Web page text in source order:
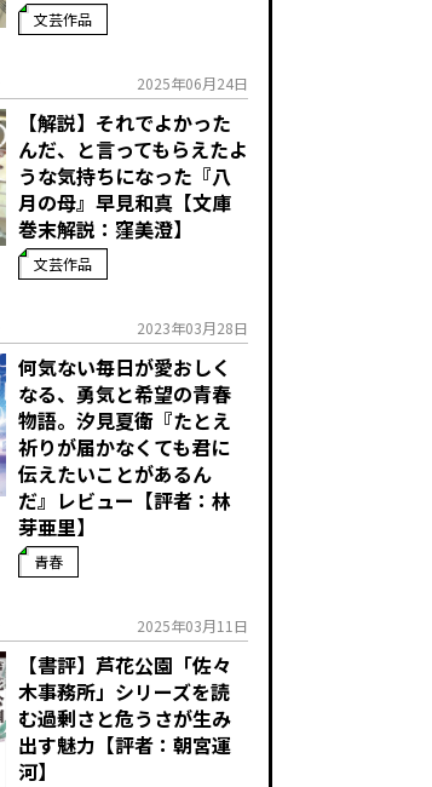
文芸作品
2025年06月24日
【解説】それでよかった
んだ、と言ってもらえたよ
うな気持ちになった――『八
月の母』早見和真【文庫
巻末解説：窪美澄】
文芸作品
2023年03月28日
何気ない毎日が愛おしく
なる、勇気と希望の青春
物語。――汐見夏衛『たとえ
祈りが届かなくても君に
伝えたいことがあるん
だ』レビュー【評者：林
芽亜里】
青春
2025年03月11日
【書評】芦花公園「佐々
木事務所」シリーズを読
む――過剰さと危うさが生み
出す魅力【評者：朝宮運
河】